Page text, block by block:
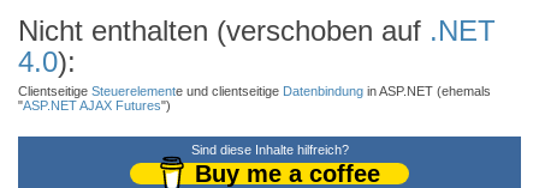
Nicht enthalten (verschoben auf .NET
4.0):
Clientseitige Steuerelemente und clientseitige Datenbindung in ASP.NET (ehemals
"ASP.NET AJAX Futures")
Sind diese Inhalte hilfreich?
Buy me a coffee